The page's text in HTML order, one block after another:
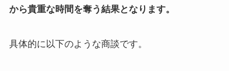
から貴重な時間を奪う結果となります。
具体的に以下のような商談です。